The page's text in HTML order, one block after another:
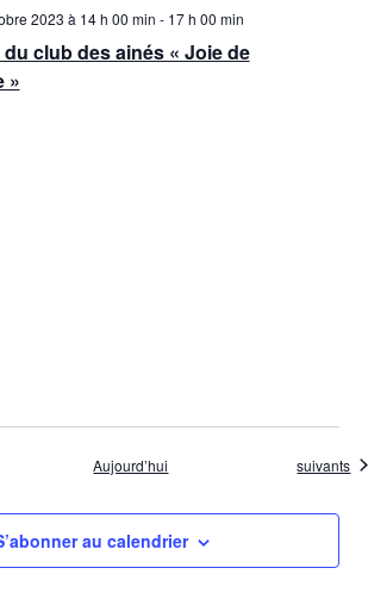
club des ainés « Joie de
»
2023 à 14 h 00 min - 17 h 00 min
Aujourd’hui suivants
au calendrier